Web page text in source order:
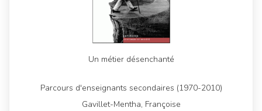
Un métier désenchanté
Parcours d'enseignants secondaires (1970-2010)
Gavillet-Mentha, Françoise